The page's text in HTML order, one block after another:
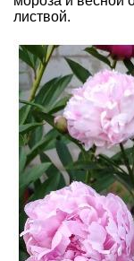
листвой.